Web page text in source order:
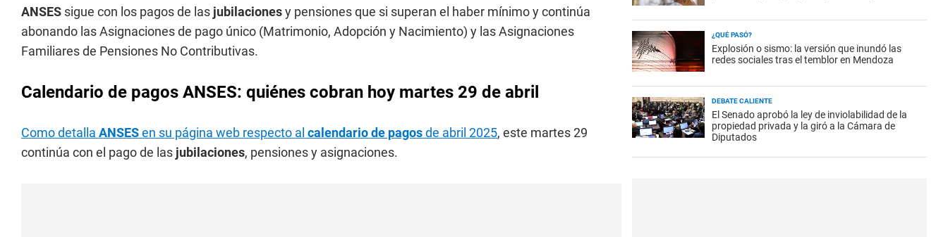
ANSES sigue con los pagos de las jubilacionesy pensiones que si superan el haber mínimo y continúa
abonando las Asignaciones de pago único (Matrimonio, Adopción y Nacimiento) y las Asignaciones
Familiares de Pensiones No Contributivas.
Calendario de pagos ANSES: quiénes cobran hoy martes 29 de abril
Como detalla ANSESen su página web respecto al calendario de pagosde abril 2025, este martes 29
continúa con el pago de las jubilaciones, pensiones y asignaciones.
¿QUÉ PASÓ?
Explosión o sismo: la versión que inundó las
redes sociales tras el temblor en Mendoza
DEBATE CALIENTE
El Senado aprobó la ley de inviolabilidad de la
propiedad privada y la giró a la Cámara de
Diputados